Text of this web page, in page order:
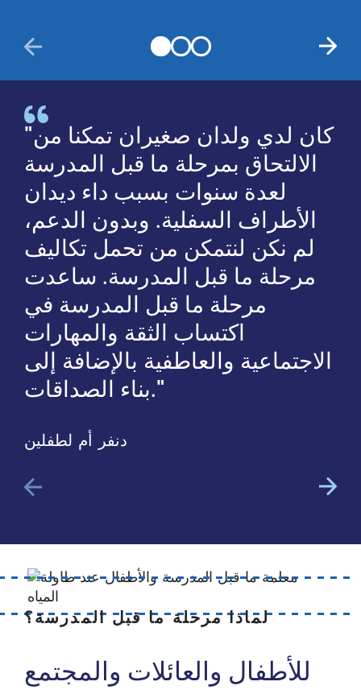
"كان لدي ولدان صغيران تمكنا من
الالتحاق بمرحلة ما قبل المدرسة
لعدة سنوات بسبب داء ديدان
الأطراف السفلية. وبدون الدعم،
لم نكن لنتمكن من تحمل تكاليف
مرحلة ما قبل المدرسة. ساعدت
مرحلة ما قبل المدرسة في
اكتساب الثقة والمهارات
الاجتماعية والعاطفية بالإضافة إلى
بناء الصداقات."
دنفر أم لطفلين
لماذا مرحلة ما قبل المدرسة؟
للأطفال والعائلات والمجتمع